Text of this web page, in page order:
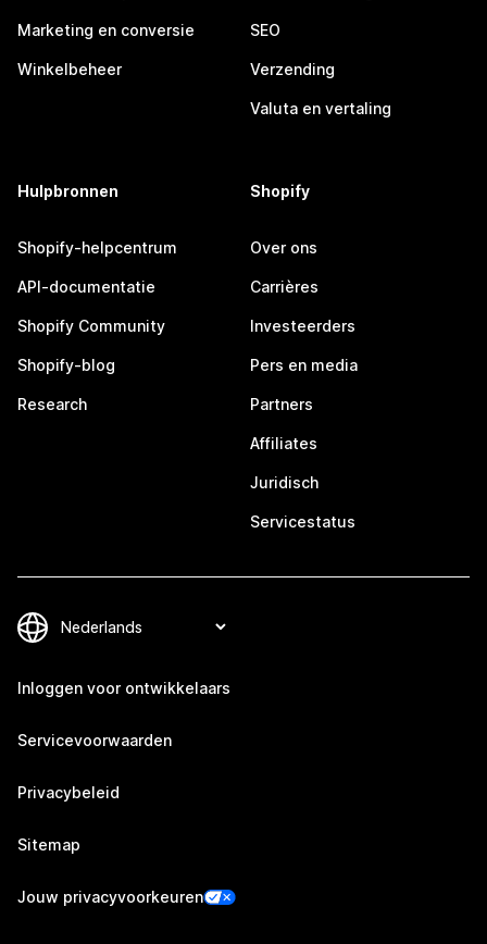
Marketing en conversie
Winkelbeheer
SEO
Verzending
Valuta en vertaling
Hulpbronnen
Shopify-helpcentrum
API-documentatie
Shopify Community
Shopify-blog
Research
Shopify
Over ons
Carrières
Investeerders
Pers en media
Partners
Affiliates
Juridisch
Servicestatus
Inloggen voor ontwikkelaars
Servicevoorwaarden
Privacybeleid
Sitemap
Jouw privacyvoorkeuren